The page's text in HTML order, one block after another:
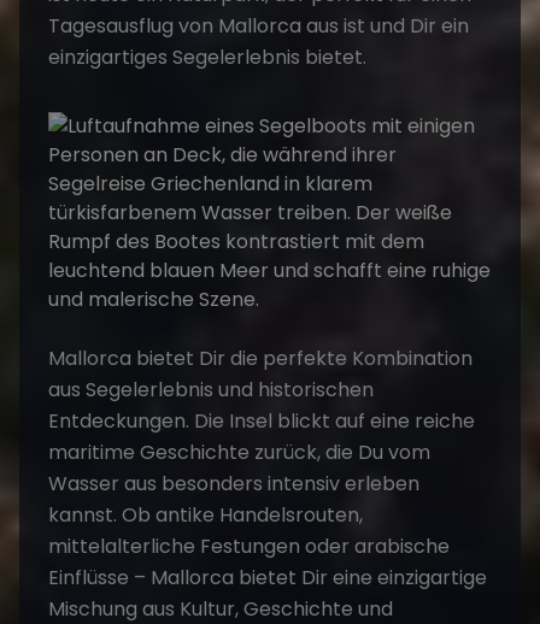
Tagesausflug von Mallorca aus ist und Dir ein
einzigartiges Segelerlebnis bietet.
Mallorca bietet Dir die perfekte Kombination
aus Segelerlebnis und historischen
Entdeckungen. Die Insel blickt auf eine reiche
maritime Geschichte zurück, die Du vom
Wasser aus besonders intensiv erleben
kannst. Ob antike Handelsrouten,
mittelalterliche Festungen oder arabische
Einflüsse – Mallorca bietet Dir eine einzigartige
Mischung aus Kultur, Geschichte und